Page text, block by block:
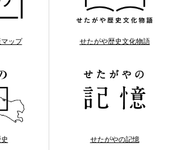
ップ せたがや歴史文化物語
せたがやの記憶